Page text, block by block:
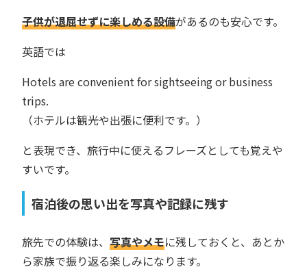
子供が退屈せずに楽しめる設備があるのも安心です。
英語では
Hotels are convenient for sightseeing or business
trips.
（ホテルは観光や出張に便利です。）
と表現でき、旅行中に使えるフレーズとしても覚えや
すいです。
宿泊後の思い出を写真や記録に残す
旅先での体験は、 写真やメモに残しておくと、あとか
ら家族で振り返る楽しみになります。